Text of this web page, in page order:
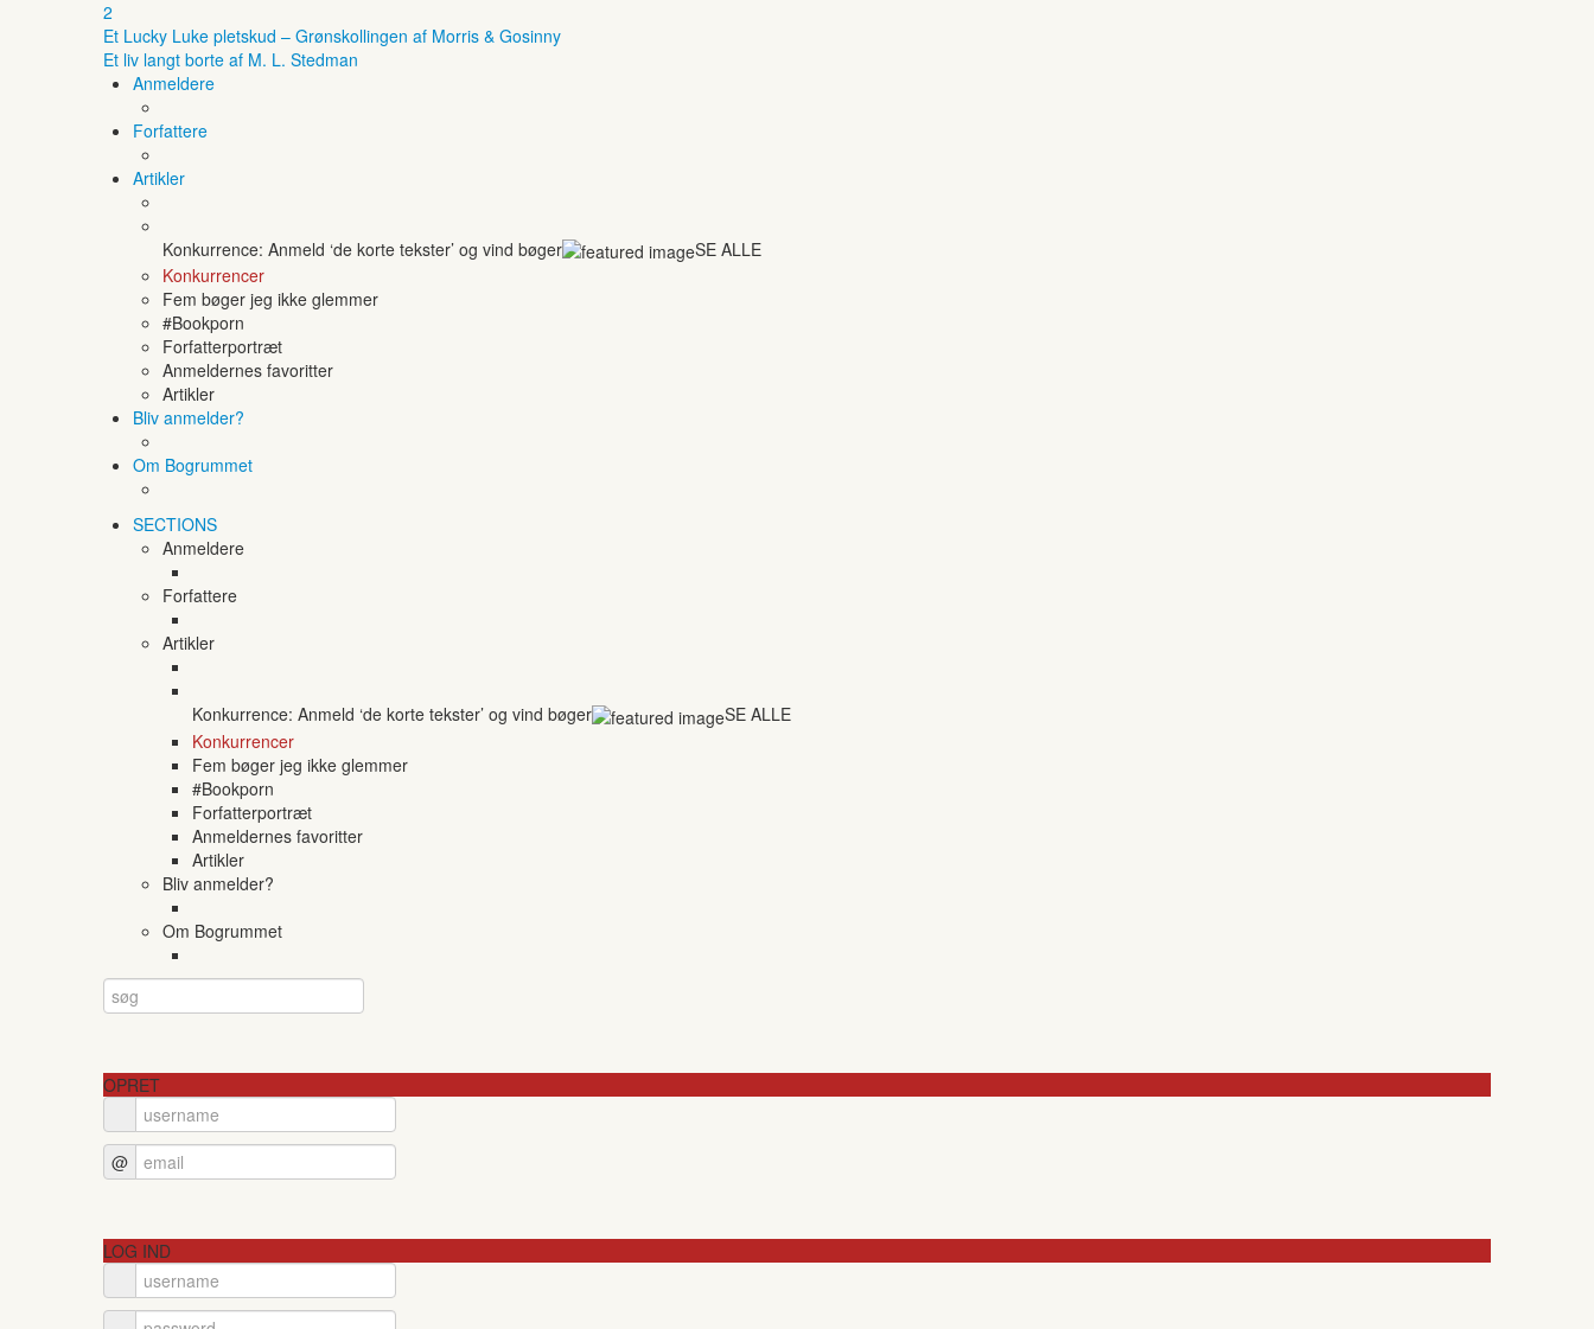
2
Et Lucky Luke pletskud – Grønskollingen af Morris & Gosinny
Et liv langt borte af M. L. Stedman
Anmeldere
Forfattere
Artikler
Konkurrence: Anmeld ‘de korte tekster’ og vind bøger
SE ALLE
Konkurrencer
Fem bøger jeg ikke glemmer
#Bookporn
Forfatterportræt
Anmeldernes favoritter
Artikler
Bliv anmelder?
Om Bogrummet
SECTIONS
Anmeldere
Forfattere
Artikler
Konkurrence: Anmeld ‘de korte tekster’ og vind bøger
SE ALLE
Konkurrencer
Fem bøger jeg ikke glemmer
#Bookporn
Forfatterportræt
Anmeldernes favoritter
Artikler
Bliv anmelder?
Om Bogrummet
OPRET
@
LOG IND